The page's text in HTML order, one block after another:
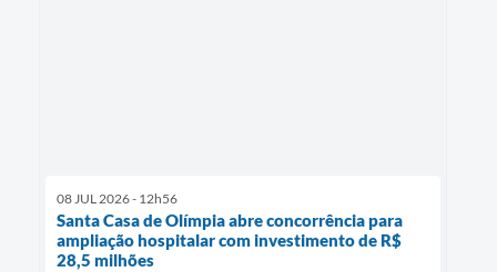
08 JUL 2026 - 12h56
Santa Casa de Olímpia abre concorrência para
ampliação hospitalar com investimento de R$
28,5 milhões